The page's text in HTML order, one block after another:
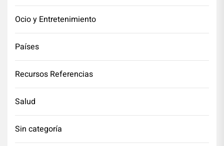
Ocio y Entretenimiento
Países
Recursos Referencias
Salud
Sin categoría